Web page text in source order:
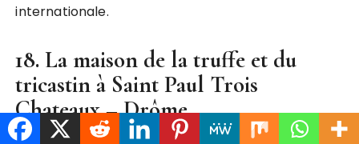
internationale.
18. La maison de la truffe et du
tricastin à Saint Paul Trois
Chateaux – Drôme